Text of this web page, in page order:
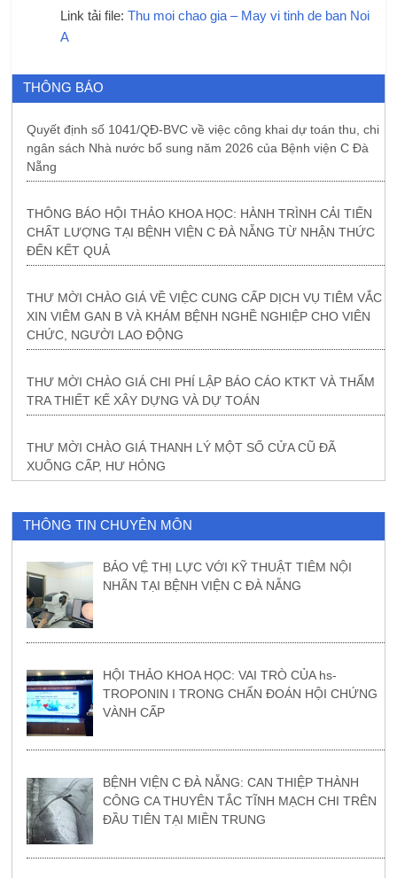
Link tải file:Thu moi chao gia – May vi tinh de ban Noi
A
THÔNG BÁO
Quyết định số 1041/QĐ-BVC về việc công khai dự toán thu, chi
ngân sách Nhà nước bổ sung năm 2026 của Bệnh viện C Đà
Nẵng
THÔNG BÁO HỘI THẢO KHOA HỌC: HÀNH TRÌNH CẢI TIẾN
CHẤT LƯỢNG TẠI BỆNH VIỆN C ĐÀ NẴNG TỪ NHẬN THỨC
ĐẾN KẾT QUẢ
THƯ MỜI CHÀO GIÁ VỀ VIỆC CUNG CẤP DỊCH VỤ TIÊM VẮC
XIN VIÊM GAN B VÀ KHÁM BỆNH NGHỀ NGHIỆP CHO VIÊN
CHỨC, NGƯỜI LAO ĐỘNG
THƯ MỜI CHÀO GIÁ CHI PHÍ LẬP BÁO CÁO KTKT VÀ THẨM
TRA THIẾT KẾ XÂY DỰNG VÀ DỰ TOÁN
THƯ MỜI CHÀO GIÁ THANH LÝ MỘT SỐ CỬA CŨ ĐÃ
XUỐNG CẤP, HƯ HỎNG
THÔNG TIN CHUYÊN MÔN
BẢO VỆ THỊ LỰC VỚI KỸ THUẬT TIÊM NỘI
NHÃN TẠI BỆNH VIỆN C ĐÀ NẴNG
HỘI THẢO KHOA HỌC: VAI TRÒ CỦA hs-
TROPONIN I TRONG CHẨN ĐOÁN HỘI CHỨNG
VÀNH CẤP
BỆNH VIỆN C ĐÀ NẴNG: CAN THIỆP THÀNH
CÔNG CA THUYÊN TẮC TĨNH MẠCH CHI TRÊN
ĐẦU TIÊN TẠI MIỀN TRUNG